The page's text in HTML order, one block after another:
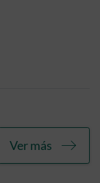
Ver más